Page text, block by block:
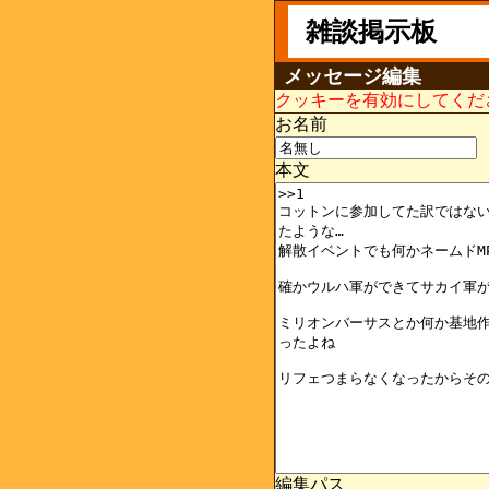
雑談掲示板
メッセージ編集
クッキーを有効にしてくだ
お名前
本文
編集パス